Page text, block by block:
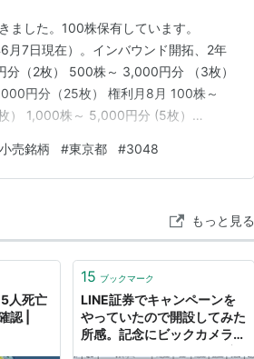
した。100株保有しています。
7日現在）。インバウンド開拓、2年
（2枚） 500株～ 3,000円分 （3枚）
円分（25枚） 権利月8月 100株～
） 1,000株～ 5,000円分 (5枚）
売銘柄 #東京都 #3048
もっと見る
人死亡
認 |
15 ブックマーク
LINE証券でキャンペーンを
やっていたので開設してみた
所感。記念にビックカメラ